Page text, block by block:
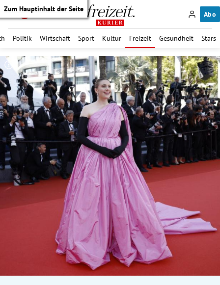
Zum Hauptinhalt der Seite
Abo
Politik Wirtschaft Sport Kultur Freizeit Gesundheit Stars
Untermenü
Untermenü
Untermenü